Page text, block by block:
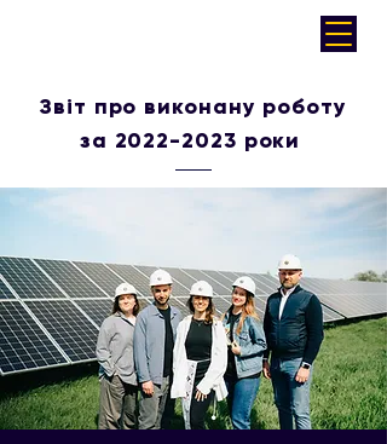
Звіт про виконану роботу
за 2022-2023 роки